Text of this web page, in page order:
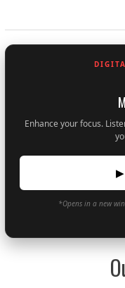
Enhance your focus.
▶
*Opens in a new